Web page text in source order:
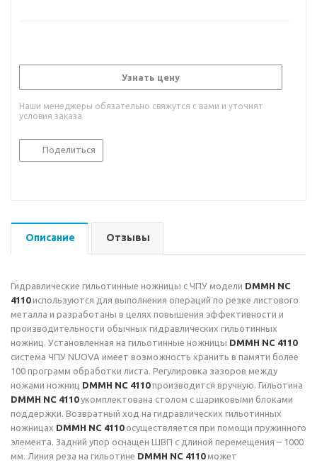
Узнать цену
Наши менеджеры обязательно свяжутся с вами и уточнят
условия заказа
Поделиться
Описание Отзывы
Гидравлические гильотинные ножницы с ЧПУ модели DMMH NC
4110используются для выполнения операций по резке листового
металла и разработаны в целях повышения эффективности и
производительности обычных гидравлических гильотинных
ножниц. Установленная на гильотинные ножницы DMMH NC 4110
система ЧПУ NUOVA имеет возможность хранить в памяти более
100 программ обработки листа. Регулировка зазоров между
ножами ножниц DMMH NC 4110производится вручную. Гильотина
DMMH NC 4110укомплектована столом с шариковыми блоками
поддержки. Возвратный ход на гидравлических гильотинных
ножницах DMMH NC 4110 осуществляется при помощи пружинного
элемента. Задний упор оснащен ШВП с длиной перемещения – 1000
мм. Линия реза на гильотине DMMH NC 4110может